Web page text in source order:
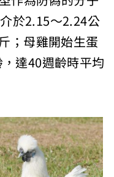
於2.15～2.24公
；母雞開始生蛋
達40週齡時平均